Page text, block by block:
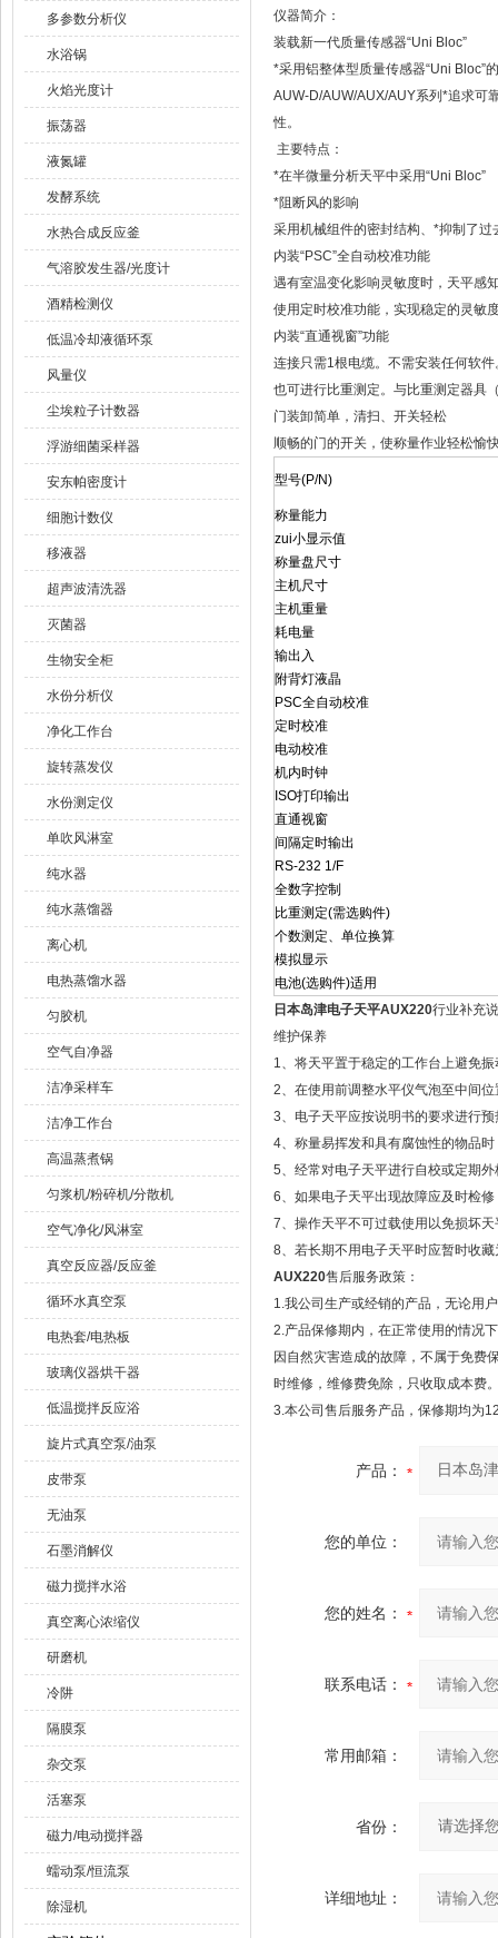
多参数分析仪
水浴锅
火焰光度计
振荡器
液氮罐
发酵系统
水热合成反应釜
气溶胶发生器/光度计
酒精检测仪
低温冷却液循环泵
风量仪
尘埃粒子计数器
浮游细菌采样器
安东帕密度计
细胞计数仪
移液器
超声波清洗器
灭菌器
生物安全柜
水份分析仪
净化工作台
旋转蒸发仪
水份测定仪
单吹风淋室
纯水器
纯水蒸馏器
离心机
电热蒸馏水器
匀胶机
空气自净器
洁净采样车
洁净工作台
高温蒸煮锅
匀浆机/粉碎机/分散机
空气净化/风淋室
真空反应器/反应釜
循环水真空泵
电热套/电热板
玻璃仪器烘干器
低温搅拌反应浴
旋片式真空泵/油泵
皮带泵
无油泵
石墨消解仪
磁力搅拌水浴
真空离心浓缩仪
研磨机
冷阱
隔膜泵
杂交泵
活塞泵
磁力/电动搅拌器
蠕动泵/恒流泵
除湿机
仪器简介：
装载新一代质量传感器“Uni Bloc”
*采用铝整体型质量传感器“Uni Bloc”
AUW-D/AUW/AUX/AUY系列*追求可
性。
主要特点：
*在半微量分析天平中采用“Uni Bloc”
*阻断风的影响
采用机械组件的密封结构、*抑制了
内装“PSC”全自动校准功能
遇有室温变化影响灵敏度时，天平感
使用定时校准功能，实现稳定的灵敏
内装“直通视窗”功能
连接只需1根电缆。不需安装任何软
也可进行比重测定。与比重测定器具
门装卸简单，清扫、开关轻松
顺畅的门的开关，使称量作业轻松愉
型号(P/N)
称量能力
zui小显示值
称量盘尺寸
主机尺寸
主机重量
耗电量
输出入
附背灯液晶
PSC全自动校准
定时校准
电动校准
机内时钟
ISO打印输出
直通视窗
间隔定时输出
RS-232 1/F
全数字控制
比重测定(需选购件)
个数测定、单位换算
模拟显示
电池(选购件)适用
日本岛津电子天平AUX220行业补充
维护保养
1、将天平置于稳定的工作台上避免
2、在使用前调整水平仪气泡至中间位
3、电子天平应按说明书的要求进行预
4、称量易挥发和具有腐蚀性的物品
5、经常对电子天平进行自校或定期
6、如果电子天平出现故障应及时检修
7、操作天平不可过载使用以免损坏天
8、若长期不用电子天平时应暂时收藏
AUX220售后服务政策：
1.我公司生产或经销的产品，无论用
2.产品保修期内，在正常使用的情况
因自然灾害造成的故障，不属于免费
时维修，维修费免除，只收取成本费
3.本公司售后服务产品，保修期均为
产品：
您的单位：
您的姓名：
联系电话：
常用邮箱：
省份：
详细地址：